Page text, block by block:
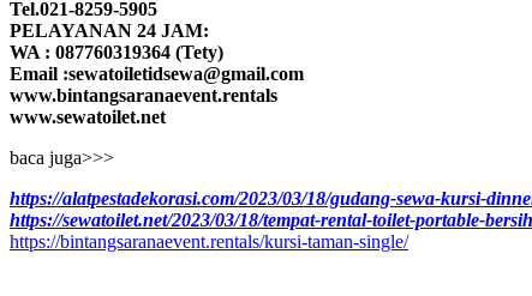
Tel.021-8259-5905
PELAYANAN 24 JAM:
WA : 087760319364 (Tety)
Email :sewatoiletidsewa@gmail.com
www.bintangsaranaevent.rentals
www.sewatoilet.net
baca juga>>>
https://alatpestadekorasi.com/2023/03/18/gudang-sewa-kursi-
https://sewatoilet.net/2023/03/18/tempat-rental-toilet-portable-
https://bintangsaranaevent.rentals/kursi-taman-single/